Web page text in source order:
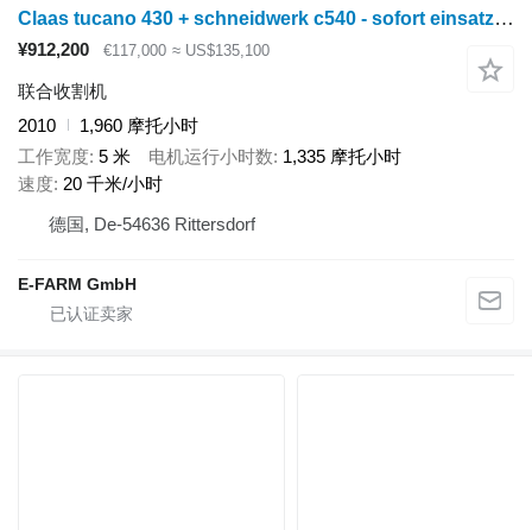
Claas tucano 430 + schneidwerk c540 - sofort einsatzbereite maschine!
¥912,200 €117,000 ≈ US$135,100
联合收割机
2010
1,960 摩托小时
工作宽度 5 米 电机运行小时数 1,335 摩托小时
速度 20 千米/小时
德国, De-54636 Rittersdorf
E-FARM GmbH